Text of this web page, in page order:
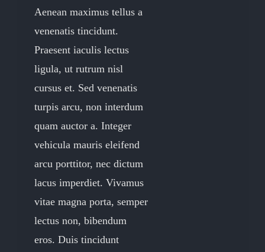
Aenean maximus tellus a
venenatis tincidunt.
Praesent iaculis lectus
ligula, ut rutrum nisl
cursus et. Sed venenatis
turpis arcu, non interdum
quam auctor a. Integer
vehicula mauris eleifend
arcu porttitor, nec dictum
lacus imperdiet. Vivamus
vitae magna porta, semper
lectus non, bibendum
eros. Duis tincidunt